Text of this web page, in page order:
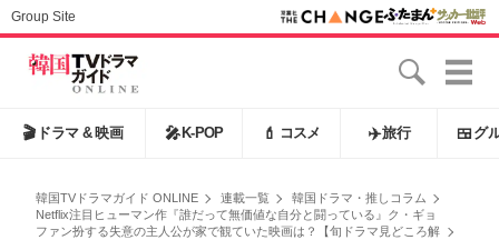
Group Site
🎬 ドラマ & 映画 🎤 K-POP 💄 コスメ ✈️旅行 🍱 グ
韓国TVドラマガイド ONLINE 連載一覧
韓国ドラマ・推しコラム
Netflix注目ヒューマン作『誰だって無価値な自分と闘っている』ク・ギョ
ファン扮する失意の主人公が家で観ていた映画は？【旬ドラマ見どころ解